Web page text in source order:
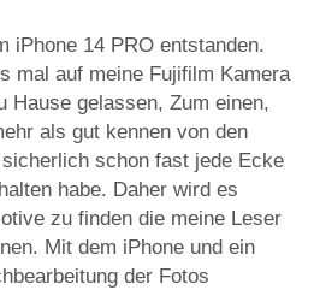
iPhone 14 PRO entstanden.
mal auf meine Fujifilm Kamera
Hause gelassen, Zum einen,
als gut kennen von den
schon fast jede Ecke
habe. Daher wird es
zu finden die meine Leser
Mit dem iPhone und ein
der Fotos